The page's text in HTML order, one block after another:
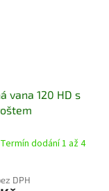
vana 120 HD s
dodání 1 až 4
DPH